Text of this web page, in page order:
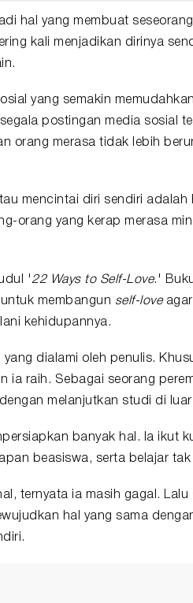
hal yang membuat
kali menjadikan dirinya
yang semakin
postingan media sosial
orang merasa tidak lebih
mencintai diri sendiri
adalah
orang yang kerap merasa
' 22 Ways to Self-Love.'
membangun self-loveagar
kehidupannya.
dialami oleh penulis.
ia raih. Sebagai seorang
melanjutkan studi di luar
banyak hal. Ia ikut
beasiswa, serta belajar tak
ternyata ia masih gagal. Lalu
hal yang sama